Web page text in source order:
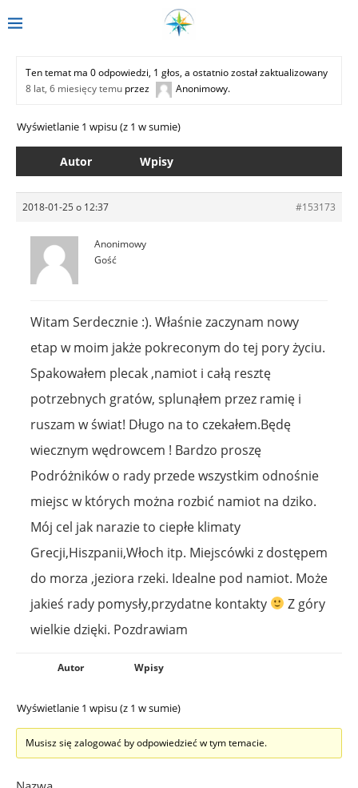
Ten temat ma 0 odpowiedzi, 1 głos, a ostatnio został zaktualizowany
8 lat, 6 miesięcy temu przez Anonimowy.
Wyświetlanie 1 wpisu (z 1 w sumie)
Autor Wpisy
2018-01-25 o 12:37 #153173
Anonimowy
Gość
Witam Serdecznie :). Właśnie zaczynam nowy
etap w moim jakże pokreconym do tej pory życiu.
Spakowałem plecak ,namiot i całą resztę
potrzebnych gratów, splunąłem przez ramię i
ruszam w świat! Długo na to czekałem.Będę
wiecznym wędrowcem ! Bardzo proszę
Podróżników o rady przede wszystkim odnośnie
miejsc w których można rozbić namiot na dziko.
Mój cel jak narazie to ciepłe klimaty
Grecji,Hiszpanii,Włoch itp. Miejscówki z dostępem
do morza ,jeziora rzeki. Idealne pod namiot. Może
jakieś rady pomysły,przydatne kontakty
Z góry
wielkie dzięki. Pozdrawiam
Autor Wpisy
Wyświetlanie 1 wpisu (z 1 w sumie)
Musisz się zalogować by odpowiedzieć w tym temacie.